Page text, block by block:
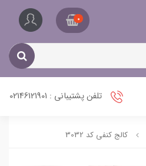
0
تلفن پشتیبانی : 02146121901
کالج کنفی کد 3032